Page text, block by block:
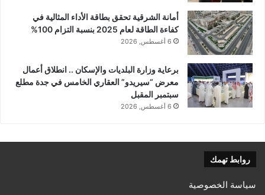
أمانة الشرقية تحقق بطاقة الأداء المثالية في
كفاءة الطاقة لعام 2025 بنسبة التزام 100%
6 أغسطس, 2026
برعاية وزارة البلديات والإسكان .. انطلاق أعمال
معرض “سيريدو” العقاري الخامس في جدة مطلع
سبتمبر المقبل
6 أغسطس, 2026
روابط تهمك
سياسة الخصوصية